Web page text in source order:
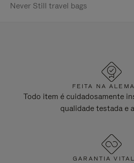
Never Still travel bags
FEITA NA
Todo item é cuidadosamente
qualidade testada e
GARANTIA